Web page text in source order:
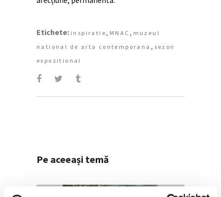
Etichete: inspiratie, MNAC , muzeul
national de arta contemporana , sezon
expozitional
Pe aceeași temă